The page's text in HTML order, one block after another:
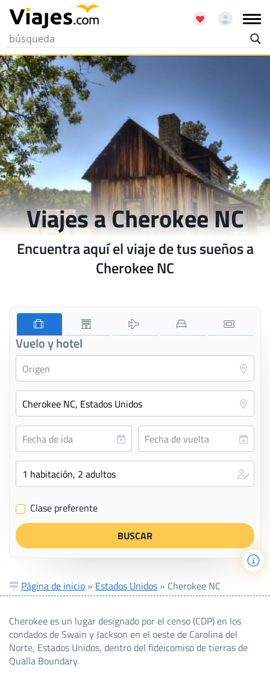
Viajes a Cherokee NC
Encuentra aquí el viaje de tus sueños a
Cherokee NC
Vuelo y hotel
✔ Clase preferente
Página de inicio » Estados Unidos » Cherokee NC
Cherokee es un lugar designado por el censo (CDP) en los
condados de Swain y Jackson en el oeste de Carolina del
Norte, Estados Unidos, dentro del fideicomiso de tierras de
Qualla Boundary.